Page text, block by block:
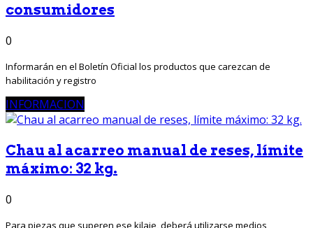
consumidores
0
Informarán en el Boletín Oficial los productos que carezcan de
habilitación y registro
INFORMACION
Chau al acarreo manual de reses, límite
máximo: 32 kg.
0
Para piezas que superen ese kilaje, deberá utilizarse medios